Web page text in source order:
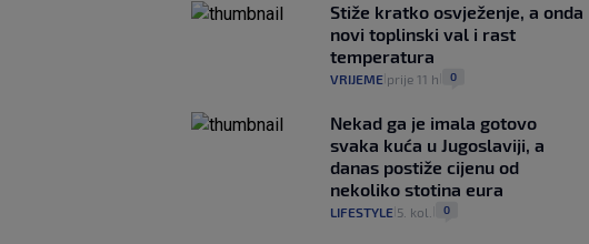
Stiže kratko osvježenje, a onda
novi toplinski val i rast
temperatura
VRIJEME prije 11 h 0
Nekad ga je imala gotovo
svaka kuća u Jugoslaviji, a
danas postiže cijenu od
nekoliko stotina eura
LIFESTYLE 5. kol. 0